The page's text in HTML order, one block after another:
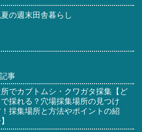
の週末田舎暮らし
事
でカブトムシ・クワガタ採集【ど
で採れる？穴場採集場所の見つけ
採集場所と方法やポイントの紹